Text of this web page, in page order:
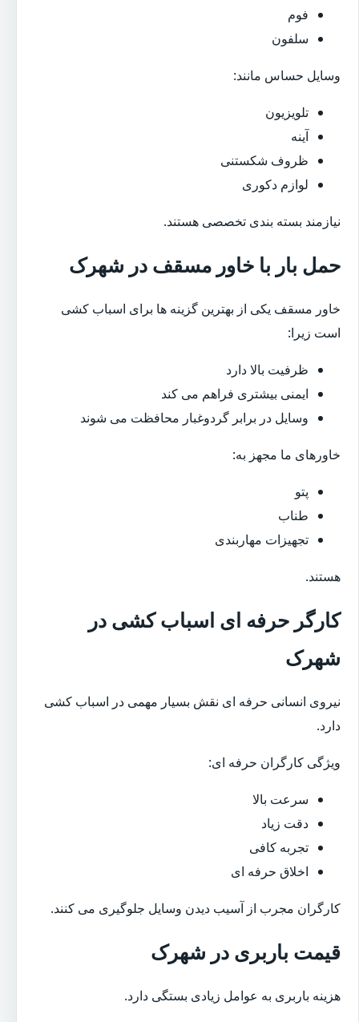
فوم
سلفون
وسایل حساس مانند:
تلویزیون
آینه
ظروف شکستنی
لوازم دکوری
نیازمند بسته بندی تخصصی هستند.
حمل بار با خاور مسقف در شهرک
خاور مسقف یکی از بهترین گزینه ها برای اسباب کشی
است زیرا:
ظرفیت بالا دارد
ایمنی بیشتری فراهم می کند
وسایل در برابر گردوغبار محافظت می شوند
خاورهای ما مجهز به:
پتو
طناب
تجهیزات مهاربندی
هستند.
کارگر حرفه ای اسباب کشی در
شهرک
نیروی انسانی حرفه ای نقش بسیار مهمی در اسباب کشی
دارد.
ویژگی کارگران حرفه ای:
سرعت بالا
دقت زیاد
تجربه کافی
اخلاق حرفه ای
کارگران مجرب از آسیب دیدن وسایل جلوگیری می کنند.
قیمت باربری در شهرک
هزینه باربری به عوامل زیادی بستگی دارد.